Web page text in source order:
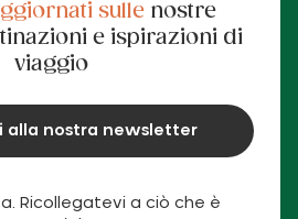
Ricollegatevi a ciò che è
sullenostre
e ispirazioni di
viaggio
alla nostra newsletter